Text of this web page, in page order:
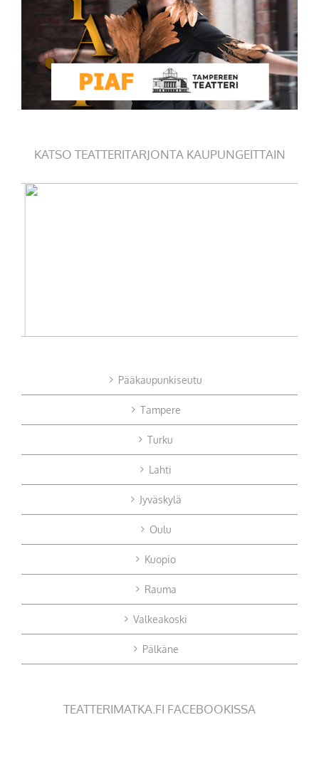
KATSO TEATTERITARJONTA KAUPUNGEITTAIN
Pääkaupunkiseutu
Tampere
Turku
Lahti
Jyväskylä
Oulu
Kuopio
Rauma
Valkeakoski
Pälkäne
TEATTERIMATKA.FI FACEBOOKISSA